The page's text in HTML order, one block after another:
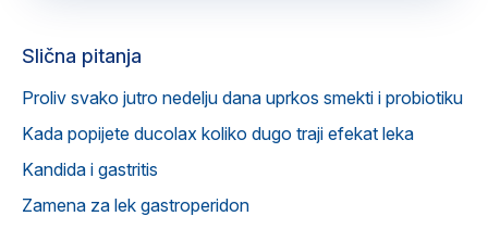
Slična pitanja
Proliv svako jutro nedelju dana uprkos smekti i probiotiku
Kada popijete ducolax koliko dugo traji efekat leka
Kandida i gastritis
Zamena za lek gastroperidon